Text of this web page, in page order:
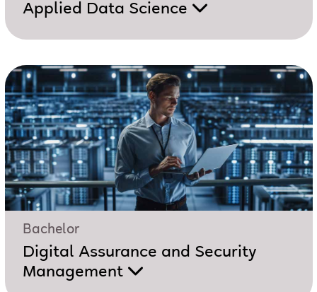
Applied Data Science
Bachelor
Digital Assurance and Security
Management